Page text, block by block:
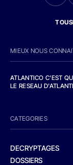
MIEUX NOUS
ATLANTICO C'EST
LE RESEAU
CATEGORIES
DECRYPTAGES
DOSSIERS